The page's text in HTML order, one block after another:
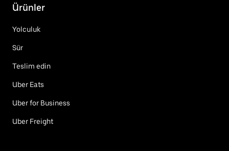
Ürünler
Yolculuk
Sür
Teslim edin
Uber Eats
Uber for Business
Uber Freight